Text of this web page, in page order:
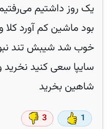
یک روز داشتیم
بود ماشین کم آورد
خوب شد شیبش تند
سایپا سعی کنید نخرید
شاهین بخرید
1
3